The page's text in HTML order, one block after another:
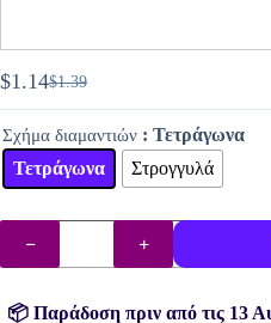
$1.39
Original
price
was:
$1.39.
$1.14Η
τρέχουσα
τιμή
είναι:
$1.14.
Σχήμα διαμαντιών : Τετράγωνα
Τετράγωνα
Στρογγυλά
DMC
διαμάντια
(χάντρες)
3021
📦 Παράδοση πριν από τις 13